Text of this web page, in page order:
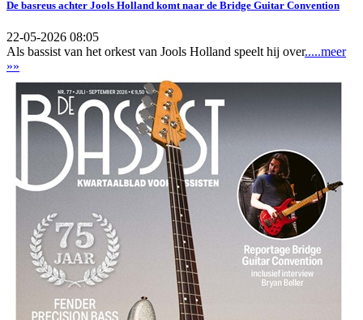
De basreus achter Jools Holland komt naar de Bridge Guitar Convention
22-05-2026 08:05
Als bassist van het orkest van Jools Holland speelt hij over.....meer
»»